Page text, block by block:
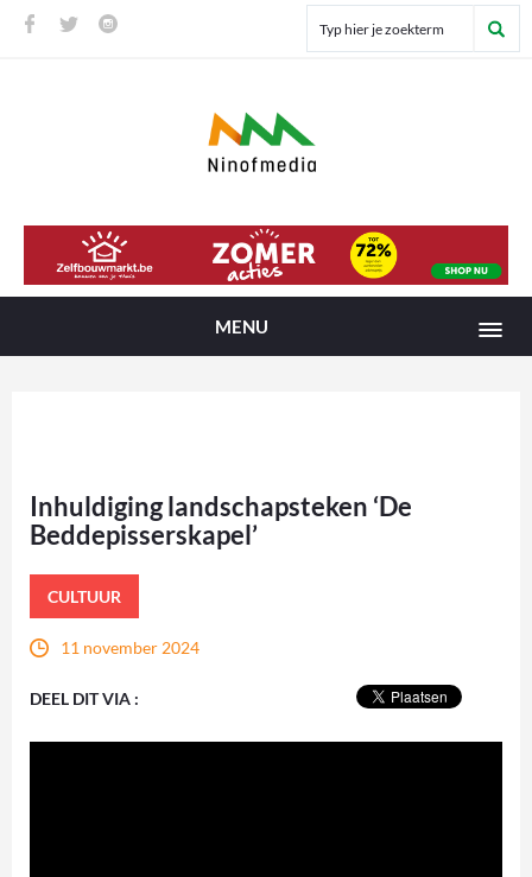
MENU
Inhuldiging landschapsteken ‘De
Beddepisserskapel’
CULTUUR
11 november 2024
DEEL DIT VIA :